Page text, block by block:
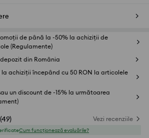
de până la -50% la achiziții de
(Regulamente)
din România
achiziții începând cu 50 RON la articolele
un discount de -15% la următoarea
49) Vezi recenziile
Cum funcționează evaluările?